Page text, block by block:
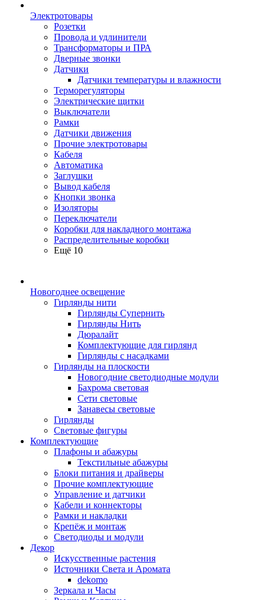
Электротовары
Розетки
Провода и удлинители
Трансформаторы и ПРА
Дверные звонки
Датчики
Датчики температуры и влажности
Терморегуляторы
Электрические щитки
Выключатели
Рамки
Датчики движения
Прочие электротовары
Кабеля
Автоматика
Заглушки
Вывод кабеля
Кнопки звонка
Изоляторы
Переключатели
Коробки для накладного монтажа
Распределительные коробки
Ещё 10
Новогоднее освещение
Гирлянды нити
Гирлянды Супернить
Гирлянды Нить
Дюралайт
Комплектующие для гирлянд
Гирлянды с насадками
Гирлянды на плоскости
Новогодние светодиодные модули
Бахрома световая
Сети световые
Занавесы световые
Гирлянды
Световые фигуры
Комплектующие
Плафоны и абажуры
Текстильные абажуры
Блоки питания и драйверы
Прочие комплектующие
Управление и датчики
Кабели и коннекторы
Рамки и накладки
Крепёж и монтаж
Светодиоды и модули
Декор
Искусственные растения
Источники Света и Аромата
dekomo
Зеркала и Часы